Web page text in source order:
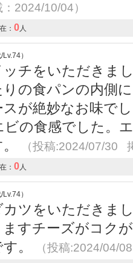
2024/10/04）
： 0人
）
チをいただきま
の食パンの内側
が絶妙なお味で
の食感でした。
（投稿:2024/07/30
： 0人
）
ツをいただきま
すチーズがコク
。
（投稿:2024/04/